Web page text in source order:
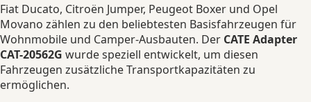
Fiat Ducato, Citroën Jumper, Peugeot Boxer und Opel
Movano zählen zu den beliebtesten Basisfahrzeugen für
Wohnmobile und Camper-Ausbauten. Der CATE Adapter
CAT-20562G wurde speziell entwickelt, um diesen
Fahrzeugen zusätzliche Transportkapazitäten zu
ermöglichen.